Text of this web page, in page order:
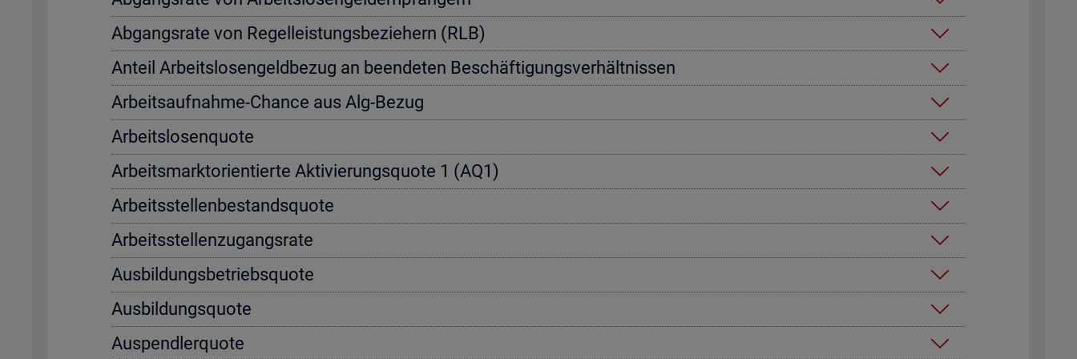
Ab­gangs­ra­te von Re­gel­leis­tungs­be­zie­hern (RLB)
An­teil Ar­beits­lo­sen­geld­be­zug an be­en­de­ten Be­schäf­ti­gungs­ver­hält­nis­sen
Ar­beits­auf­nah­me-Chan­ce aus Alg-Bezug
Ar­beits­lo­sen­quo­te
Ar­beits­markt­ori­en­tier­te Ak­ti­vie­rungs­quo­te 1 (AQ1)
Ar­beits­stel­len­be­stands­quo­te
Ar­beits­stel­len­zu­gangs­ra­te
Aus­bil­dungs­be­triebs­quo­te
Aus­bil­dungs­quo­te
Aus­pend­ler­quo­te